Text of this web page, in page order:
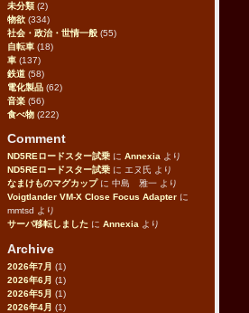
未分類 (2)
物欲 (334)
社会・政治・世情一般 (55)
自転車 (18)
車 (137)
鉄道 (58)
電化製品 (62)
音楽 (56)
食べ物 (222)
Comment
ND5REロードスター試乗 に Annexia より
ND5REロードスター試乗 に エヌ氏 より
なまけものマグカップに 中島 雅一 より
Voigtlander VM-X Close Focus Adapter に
mmtsd より
サーバ移転しました に Annexia より
Archive
2026年7月 (1)
2026年6月 (1)
2026年5月 (1)
2026年4月 (1)